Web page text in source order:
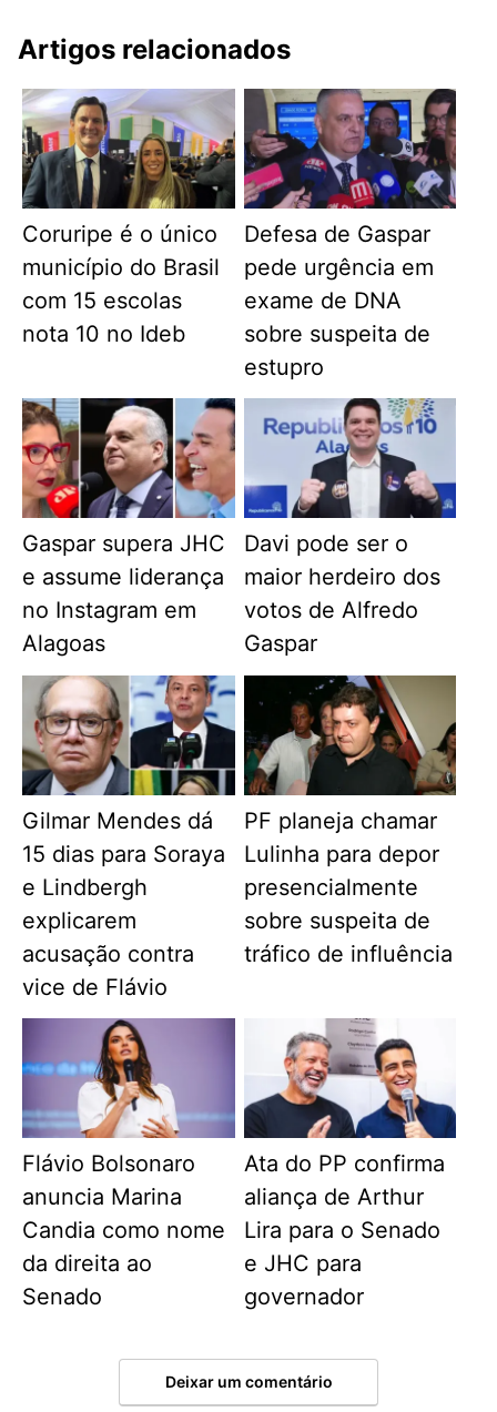
Artigos relacionados
Coruripe é o único
município do Brasil
com 15 escolas
nota 10 no Ideb
Defesa de Gaspar
pede urgência em
exame de DNA
sobre suspeita de
estupro
Gaspar supera JHC
e assume liderança
no Instagram em
Alagoas
Davi pode ser o
maior herdeiro dos
votos de Alfredo
Gaspar
Gilmar Mendes dá
15 dias para Soraya
e Lindbergh
explicarem
acusação contra
vice de Flávio
PF planeja chamar
Lulinha para depor
presencialmente
sobre suspeita de
tráfico de influência
Flávio Bolsonaro
anuncia Marina
Candia como nome
da direita ao
Senado
Ata do PP confirma
aliança de Arthur
Lira para o Senado
e JHC para
governador
Deixar um comentário